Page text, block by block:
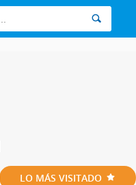
LO MÁS VISITADO